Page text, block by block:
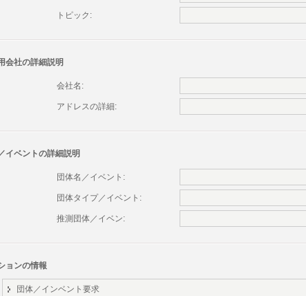
トピック:
会社の詳細説明
会社名:
アドレスの詳細:
イベントの詳細説明
団体名／イベント:
団体タイプ／イベント:
推測団体／イベン:
ョンの情報
団体／インベント要求